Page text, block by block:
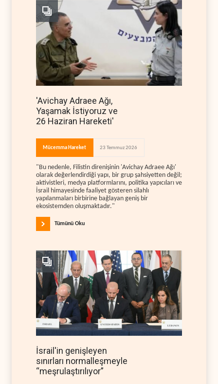
'Avichay Adraee Ağı,
Yaşamak İstiyoruz ve
26 Haziran Hareketi'
Mücemma Hareket 23 Temmuz 2026
"Bu nedenle, Filistin direnişinin 'Avichay Adraee Ağı'
olarak değerlendirdiği yapı, bir grup şahsiyetten değil;
aktivistleri, medya platformlarını, politika yapıcıları ve
İsrail himayesinde faaliyet gösteren silahlı
yapılanmaları birbirine bağlayan geniş bir
ekosistemden oluşmaktadır."
Tümünü Oku
İsrail'in genişleyen
sınırları normalleşmeyle
“meşrulaştırılıyor”